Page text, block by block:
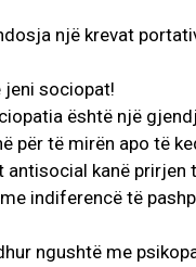
një krevat
jeni sociopat!
është një
për të mirën apo të
kanë
indiferencë të
ngushtë me